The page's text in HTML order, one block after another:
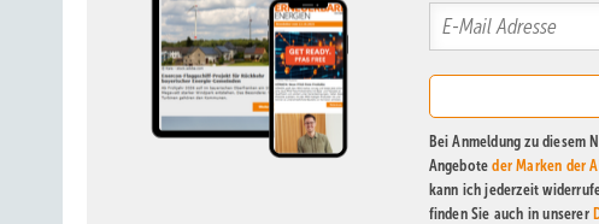
Bei Anmeldung zu diesem
Angeboteder Marken der
kann ich jederzeit
finden Sie auch in unserer